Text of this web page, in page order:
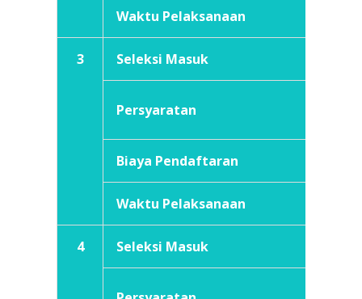
Waktu Pelaksanaan
3 Seleksi Masuk
Persyaratan
Biaya Pendaftaran
Waktu Pelaksanaan
4 Seleksi Masuk